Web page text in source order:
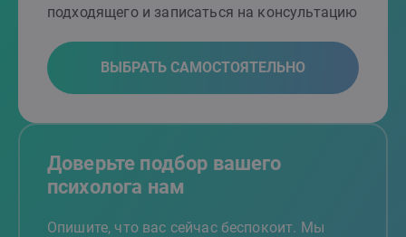
подходящего и записаться на консультацию
ВЫБРАТЬ САМОСТОЯТЕЛЬНО
Доверьте подбор вашего
психолога нам
Опишите, что вас сейчас беспокоит. Мы